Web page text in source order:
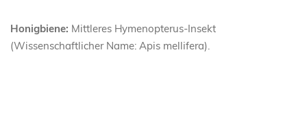
Honigbiene: Mittleres Hymenopterus-Insekt
(Wissenschaftlicher Name: Apis mellifera).